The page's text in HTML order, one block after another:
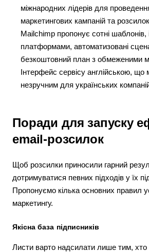
міжнародних лідерів для
маркетингових кампаній та
Mailchimp пропонує сотні шаблонів,
платформами, автоматизовані
безкоштовний план з обмеженими
Інтерфейс сервісу англійською,
незручним для українських
Поради для запуску
email-розсилок
Щоб розсилки приносили гарний
дотримуватися певних підходів у їх
Пропонуємо кілька основних правил
маркетингу.
Якісна база підписників
Листи варто надсилати лише тим, хто